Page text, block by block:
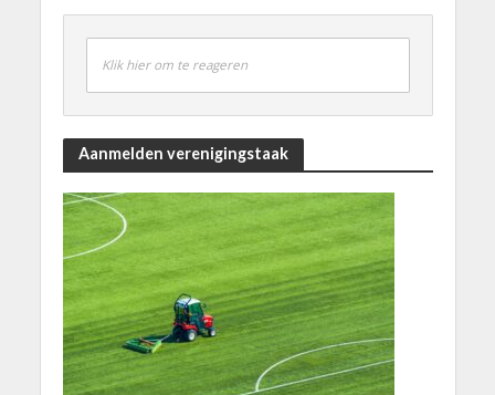
Klik hier om te reageren
Aanmelden verenigingstaak